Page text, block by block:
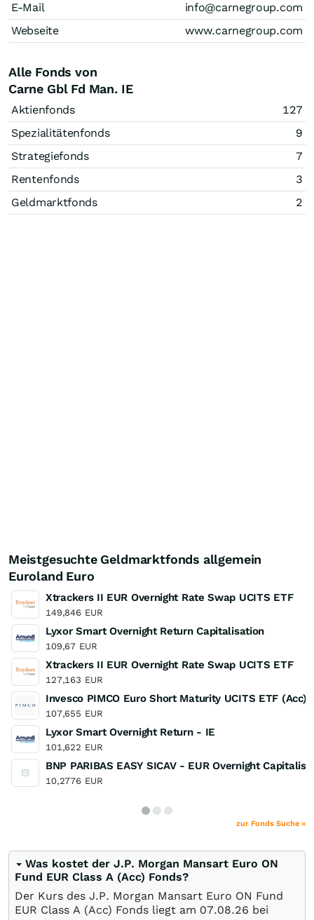
E-Mail
info@carnegroup.com
Webseite
www.carnegroup.com
Alle Fonds von
Carne Gbl Fd Man. IE
Aktienfonds
127
Spezialitätenfonds
9
Strategiefonds
7
Rentenfonds
3
Geldmarktfonds
2
Meistgesuchte Geldmarktfonds allgemein
Euroland Euro
Xtrackers II EUR Overnight Rate Swap UCITS ETF
149,846 EUR
Lyxor Smart Overnight Return Capitalisation
109,67 EUR
Xtrackers II EUR Overnight Rate Swap UCITS ETF
127,163 EUR
Invesco PIMCO Euro Short Maturity UCITS ETF (Acc)
107,655 EUR
Lyxor Smart Overnight Return - IE
101,622 EUR
BNP PARIBAS EASY SICAV - EUR Overnight
10,2776 EUR
zur Fonds Suche »
Was kostet der J.P. Morgan Mansart Euro ON
Fund EUR Class A (Acc) Fonds?
Der Kurs des J.P. Morgan Mansart Euro ON Fund
EUR Class A (Acc) Fonds liegt am 07.08.26 bei